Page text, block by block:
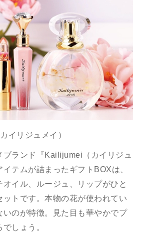
イリジュメイ）
ブランド『Kailijumei（カイリジュ
イテムが詰まったギフトBOXは、
イル、ルージュ、リップがひと
ットです。本物の花が使われてい
いのが特徴。見た目も華やかでプ
しょう。